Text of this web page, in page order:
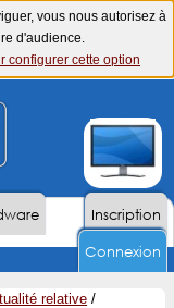
vous nous autorisez à
d'audience.
configurer cette option
Inscription
Connexion
relative /